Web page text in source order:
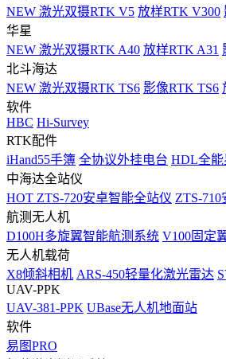
NEW 激光双摄RTK V5 放样RTK V300
华星
NEW 激光双摄RTK A40 放样RTK A31
北斗海达
NEW 激光双摄RTK TS6 影像RTK TS6
软件
HBC Hi-Survey
RTK配件
iHand55手簿 全协议外挂电台 HDL全能
中海达全站仪
HOT ZTS-720安卓智能全站仪 ZTS-
航测无人机
D100H多旋翼智能航测系统 V100固定
无人机载荷
X8倾斜相机 ARS-450轻量化激光雷达
UAV-PPK
UAV-381-PPK UBase无人机地面站
软件
易图PRO